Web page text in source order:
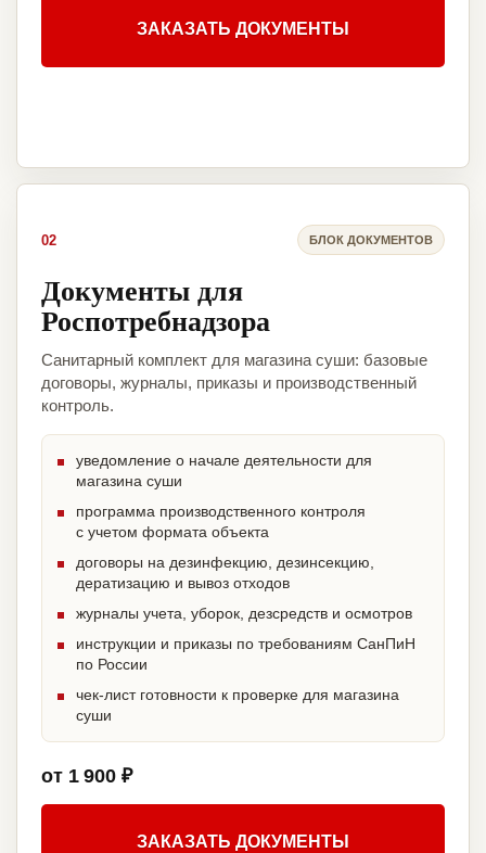
ЗАКАЗАТЬ ДОКУМЕНТЫ
02 БЛОК ДОКУМЕНТОВ
Документы для
Роспотребнадзора
Санитарный комплект для магазина суши: базовые
договоры, журналы, приказы и производственный
контроль.
уведомление о начале деятельности для
магазина суши
программа производственного контроля
с учетом формата объекта
договоры на дезинфекцию, дезинсекцию,
дератизацию и вывоз отходов
журналы учета, уборок, дезсредств и осмотров
инструкции и приказы по требованиям СанПиН
по России
чек-лист готовности к проверке для магазина
суши
от 1 900 ₽
ЗАКАЗАТЬ ДОКУМЕНТЫ